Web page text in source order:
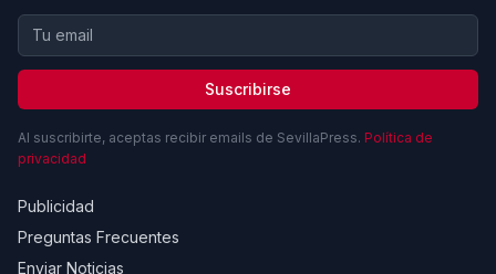
Suscribirse
Al suscribirte, aceptas recibir emails de SevillaPress. Política de
privacidad
Publicidad
Preguntas Frecuentes
Enviar Noticias